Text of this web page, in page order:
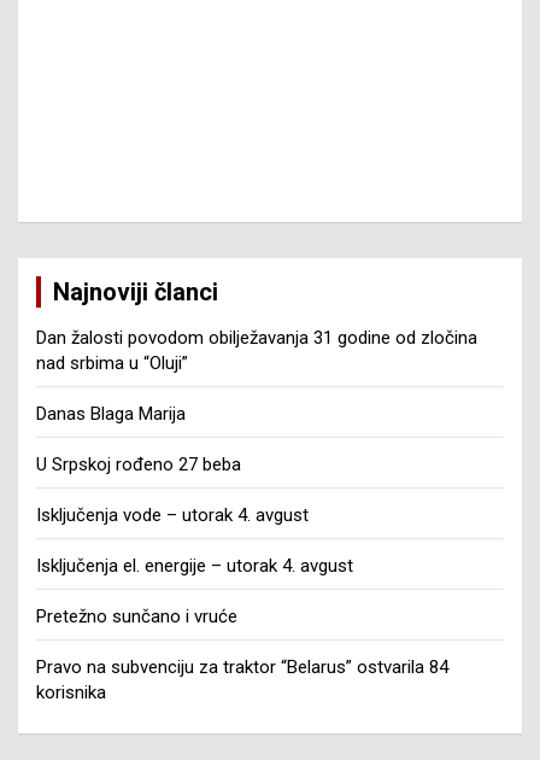
Najnoviji članci
Dan žalosti povodom obilježavanja 31 godine od zločina
nad srbima u “Oluji”
Danas Blaga Marija
U Srpskoj rođeno 27 beba
Isključenja vode – utorak 4. avgust
Isključenja el. energije – utorak 4. avgust
Pretežno sunčano i vruće
Pravo na subvenciju za traktor “Belarus” ostvarila 84
korisnika